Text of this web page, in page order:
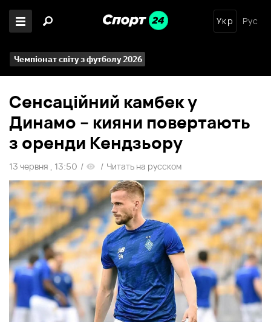
Укр Рус
Чемпіонат світу з футболу 2026
Сенсаційний камбек у
Динамо – кияни повертають
з оренди Кендзьору
13 червня , 13:50 / / Читать на русском